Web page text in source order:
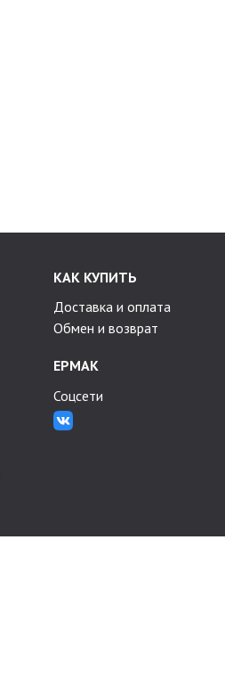
ЕРМАК
Соцсети
КАК КУПИТЬ
Доставка и оплата
Обмен и возврат